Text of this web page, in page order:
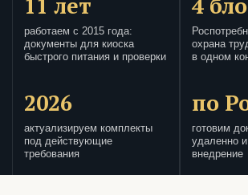
работаем с 2015 года:
документы для киоска
быстрого питания и проверки
охрана
в одном
2026
актуализируем комплекты
под действующие
требования
по
готовим
удаленно
внедрение